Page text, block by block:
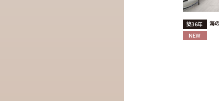
築36年
NEW
海